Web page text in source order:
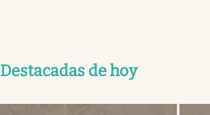
Destacadas de hoy